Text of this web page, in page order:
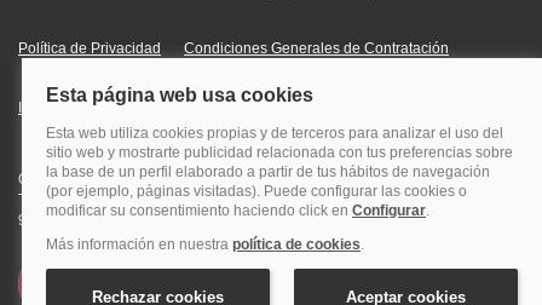
Política de Privacidad Condiciones Generales de Contratación
Información Legal sobre Mercados en Línea
Quehoteles.com - Especialistas en hoteles © Copyright Veturis Travel S.A.
Todos los derechos reservados. Autorización nº I-AV0000879.4 Tel: +34
915759999